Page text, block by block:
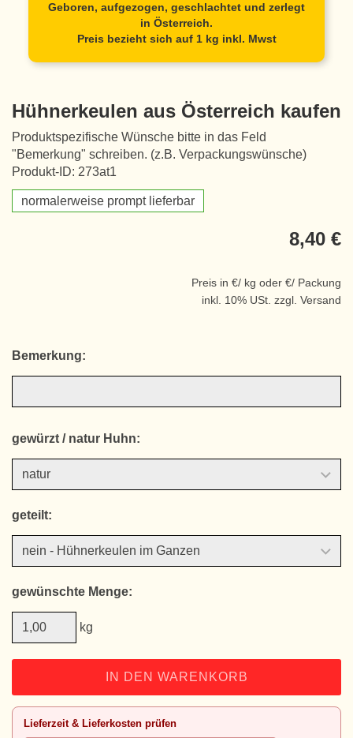
Geboren, aufgezogen, geschlachtet und zerlegt
in Österreich.
Preis bezieht sich auf 1 kg inkl. Mwst
Hühnerkeulen aus Österreich kaufen
Produktspezifische Wünsche bitte in das Feld
"Bemerkung" schreiben. (z.B. Verpackungswünsche)
Produkt-ID: 273at1
normalerweise prompt lieferbar
8,40 €
Preis in €/ kg oder €/ Packung
inkl. 10% USt. zzgl. Versand
Bemerkung:
gewürzt / natur Huhn:
geteilt:
gewünschte Menge:
kg
IN DEN WARENKORB
Lieferzeit & Lieferkosten prüfen